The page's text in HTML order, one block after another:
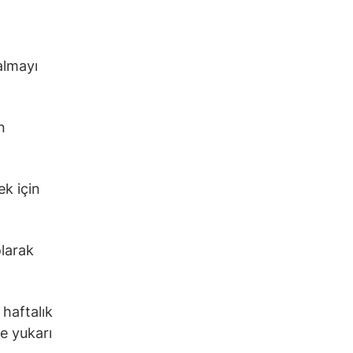
için
yukarı